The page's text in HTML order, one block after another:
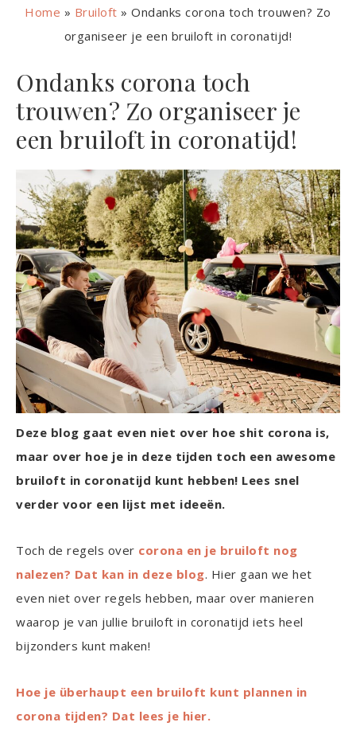
Home » Bruiloft »Ondanks corona toch trouwen? Zo
organiseer je een bruiloft in coronatijd!
Ondanks corona toch
trouwen? Zo organiseer je
een bruiloft in coronatijd!
Deze blog gaat even niet over hoe shit corona is,
maar over hoe je in deze tijden toch een awesome
bruiloft in coronatijd kunt hebben! Lees snel
verder voor een lijst met ideeën.
Toch de regels over corona en je bruiloft nog
nalezen? Dat kan in deze blog. Hier gaan we het
even niet over regels hebben, maar over manieren
waarop je van jullie bruiloft in coronatijd iets heel
bijzonders kunt maken!
Hoe je überhaupt een bruiloft kunt plannen in
corona tijden? Dat lees je hier.